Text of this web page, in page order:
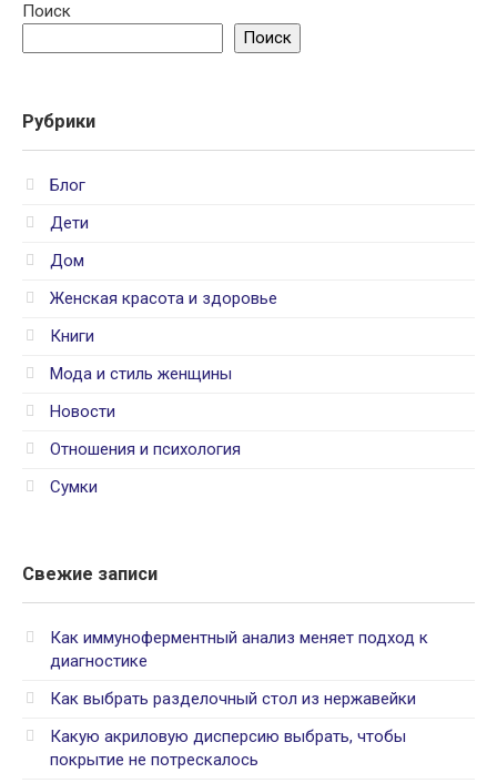
Поиск
Поиск
Рубрики
Блог
Дети
Дом
Женская красота и здоровье
Книги
Мода и стиль женщины
Новости
Отношения и психология
Сумки
Свежие записи
Как иммуноферментный анализ меняет подход к
диагностике
Как выбрать разделочный стол из нержавейки
Какую акриловую дисперсию выбрать, чтобы
покрытие не потрескалось